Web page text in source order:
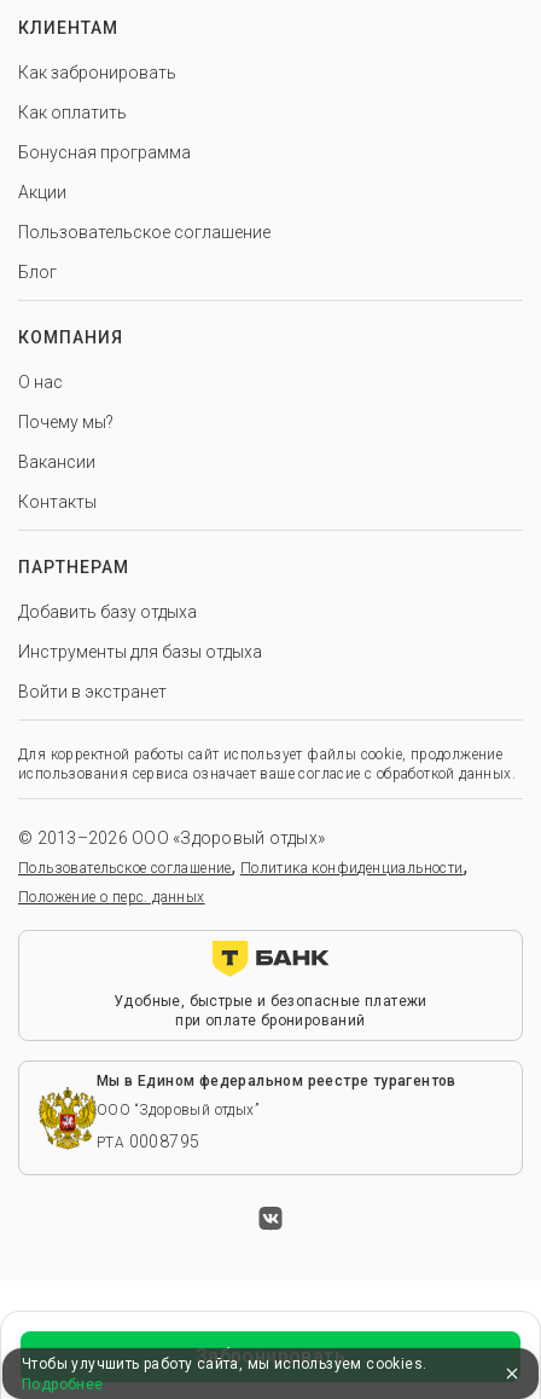
Забронировать
КЛИЕНТАМ
Как забронировать
Как оплатить
Бонусная программа
Акции
Пользовательское соглашение
Блог
КОМПАНИЯ
О нас
Почему мы?
Вакансии
Контакты
ПАРТНЕРАМ
Добавить базу отдыха
Инструменты для базы отдыха
Войти в экстранет
Для корректной работы сайт использует файлы cookie, продолжение
использования сервиса означает ваше согласие с обработкой данных.
© 2013–2026 ООО «Здоровый отдых»
Пользовательское соглашение, Политика конфиденциальности,
Положение о перс. данных
Удобные, быстрые и безопасные платежи
при оплате бронирований
Мы в Едином федеральном реестре турагентов
ООО “Здоровый отдых”
РТА 0008795
Чтобы улучшить работу сайта, мы используем cookies.
Подробнее